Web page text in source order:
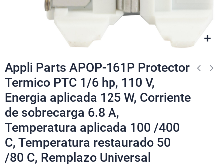
Appli Parts APOP-161P Protector
Termico PTC 1/6 hp, 110 V,
Energia aplicada 125 W, Corriente
de sobrecarga 6.8 A,
Temperatura aplicada 100 /400
C, Temperatura restaurado 50
/80 C, Remplazo Universal